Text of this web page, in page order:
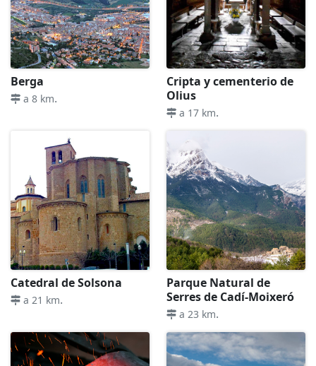
Berga
a 8 km.
Cripta y cementerio de
Olius
a 17 km.
Catedral de Solsona
a 21 km.
Parque Natural de
Serres de Cadí-Moixeró
a 23 km.